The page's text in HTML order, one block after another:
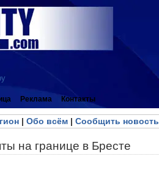
Реклама Контакты
| Обо всём| Сообщить новость
на границе в Бресте